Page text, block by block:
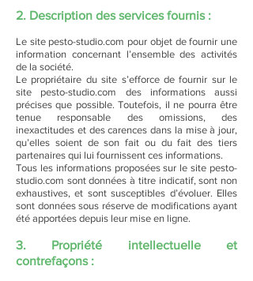
2. Description des services fournis :
Le site pesto-studio.com pour objet de fournir une
information concernant l’ensemble des activités
de la société.
Le propriétaire du site s’efforce de fournir sur le
site pesto-studio.com des informations aussi
précises que possible. Toutefois, il ne pourra être
tenue responsable des omissions, des
inexactitudes et des carences dans la mise à jour,
qu’elles soient de son fait ou du fait des tiers
partenaires qui lui fournissent ces informations.
Tous les informations proposées sur le site pesto-
studio.com sont données à titre indicatif, sont non
exhaustives, et sont susceptibles d’évoluer. Elles
sont données sous réserve de modifications ayant
été apportées depuis leur mise en ligne.
3. Propriété intellectuelle et
contrefaçons :